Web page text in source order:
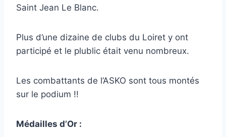
Saint Jean Le Blanc.
Plus d’une dizaine de clubs du Loiret y ont
participé et le plublic était venu nombreux.
Les combattants de l’ASKO sont tous montés
sur le podium !!
Médailles d’Or :